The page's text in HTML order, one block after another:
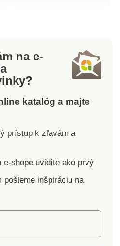
na e-
katalóg a majte
prístup k zľavám a
e-shope uvidíte ako prvý
pošleme inšpiráciu na